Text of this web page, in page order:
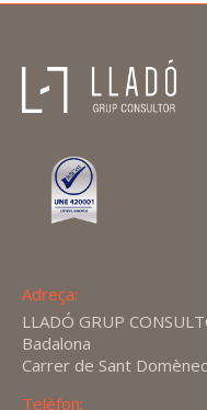
Adreça:
LLADÓ GRUP
Badalona
Carrer de Sant
Telèfon: